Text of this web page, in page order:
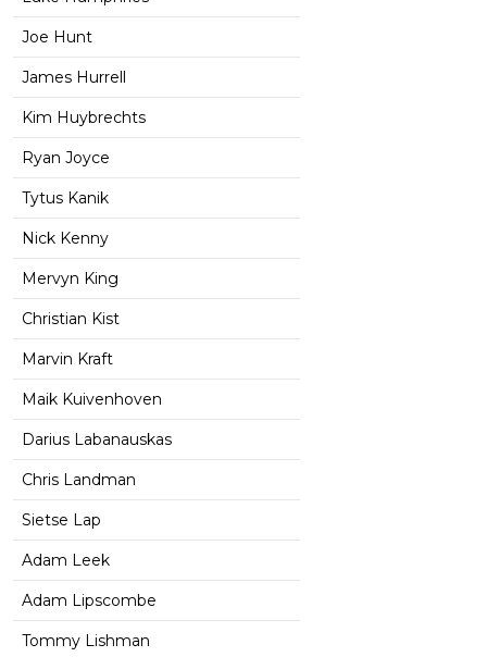
Joe Hunt
James Hurrell
Kim Huybrechts
Ryan Joyce
Tytus Kanik
Nick Kenny
Mervyn King
Christian Kist
Marvin Kraft
Maik Kuivenhoven
Darius Labanauskas
Chris Landman
Sietse Lap
Adam Leek
Adam Lipscombe
Tommy Lishman